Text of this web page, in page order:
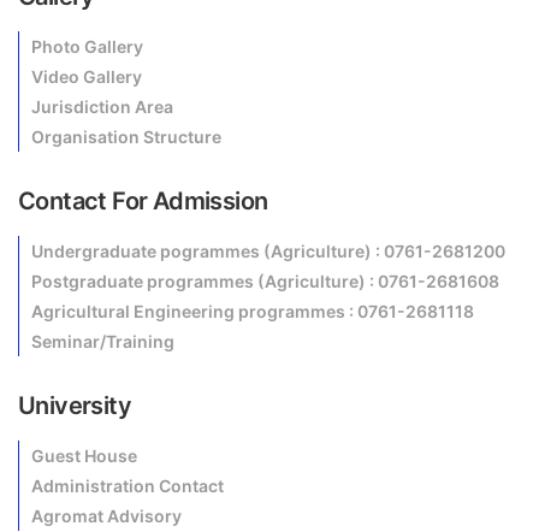
Photo Gallery
Video Gallery
Jurisdiction Area
Organisation Structure
Contact For Admission
Undergraduate pogrammes (Agriculture) : 0761-2681200
Postgraduate programmes (Agriculture) : 0761-2681608
Agricultural Engineering programmes : 0761-2681118
Seminar/Training
University
Guest House
Administration Contact
Agromat Advisory